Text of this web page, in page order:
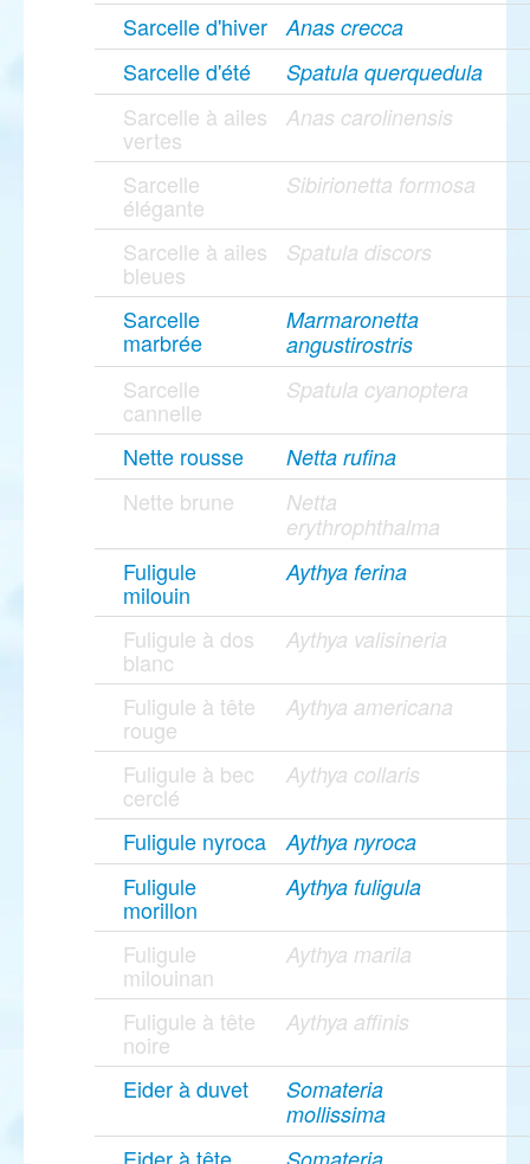
Sarcelle d'hiver Anas crecca
Sarcelle d'été Spatula querquedula
Sarcelle à ailes
vertes
Anas carolinensis
Sarcelle
élégante
Sibirionetta formosa
Sarcelle à ailes
bleues
Spatula discors
Sarcelle
marbrée
Marmaronetta
angustirostris
Sarcelle
cannelle
Spatula cyanoptera
Nette rousse Netta rufina
Nette brune
Netta
erythrophthalma
Fuligule
milouin
Aythya ferina
Fuligule à dos
blanc
Aythya valisineria
Fuligule à tête
rouge
Aythya americana
Fuligule à bec
cerclé
Aythya collaris
Fuligule nyroca Aythya nyroca
Fuligule
morillon
Aythya fuligula
Fuligule
milouinan
Aythya marila
Fuligule à tête
noire
Aythya affinis
Eider à duvet
Somateria
mollissima